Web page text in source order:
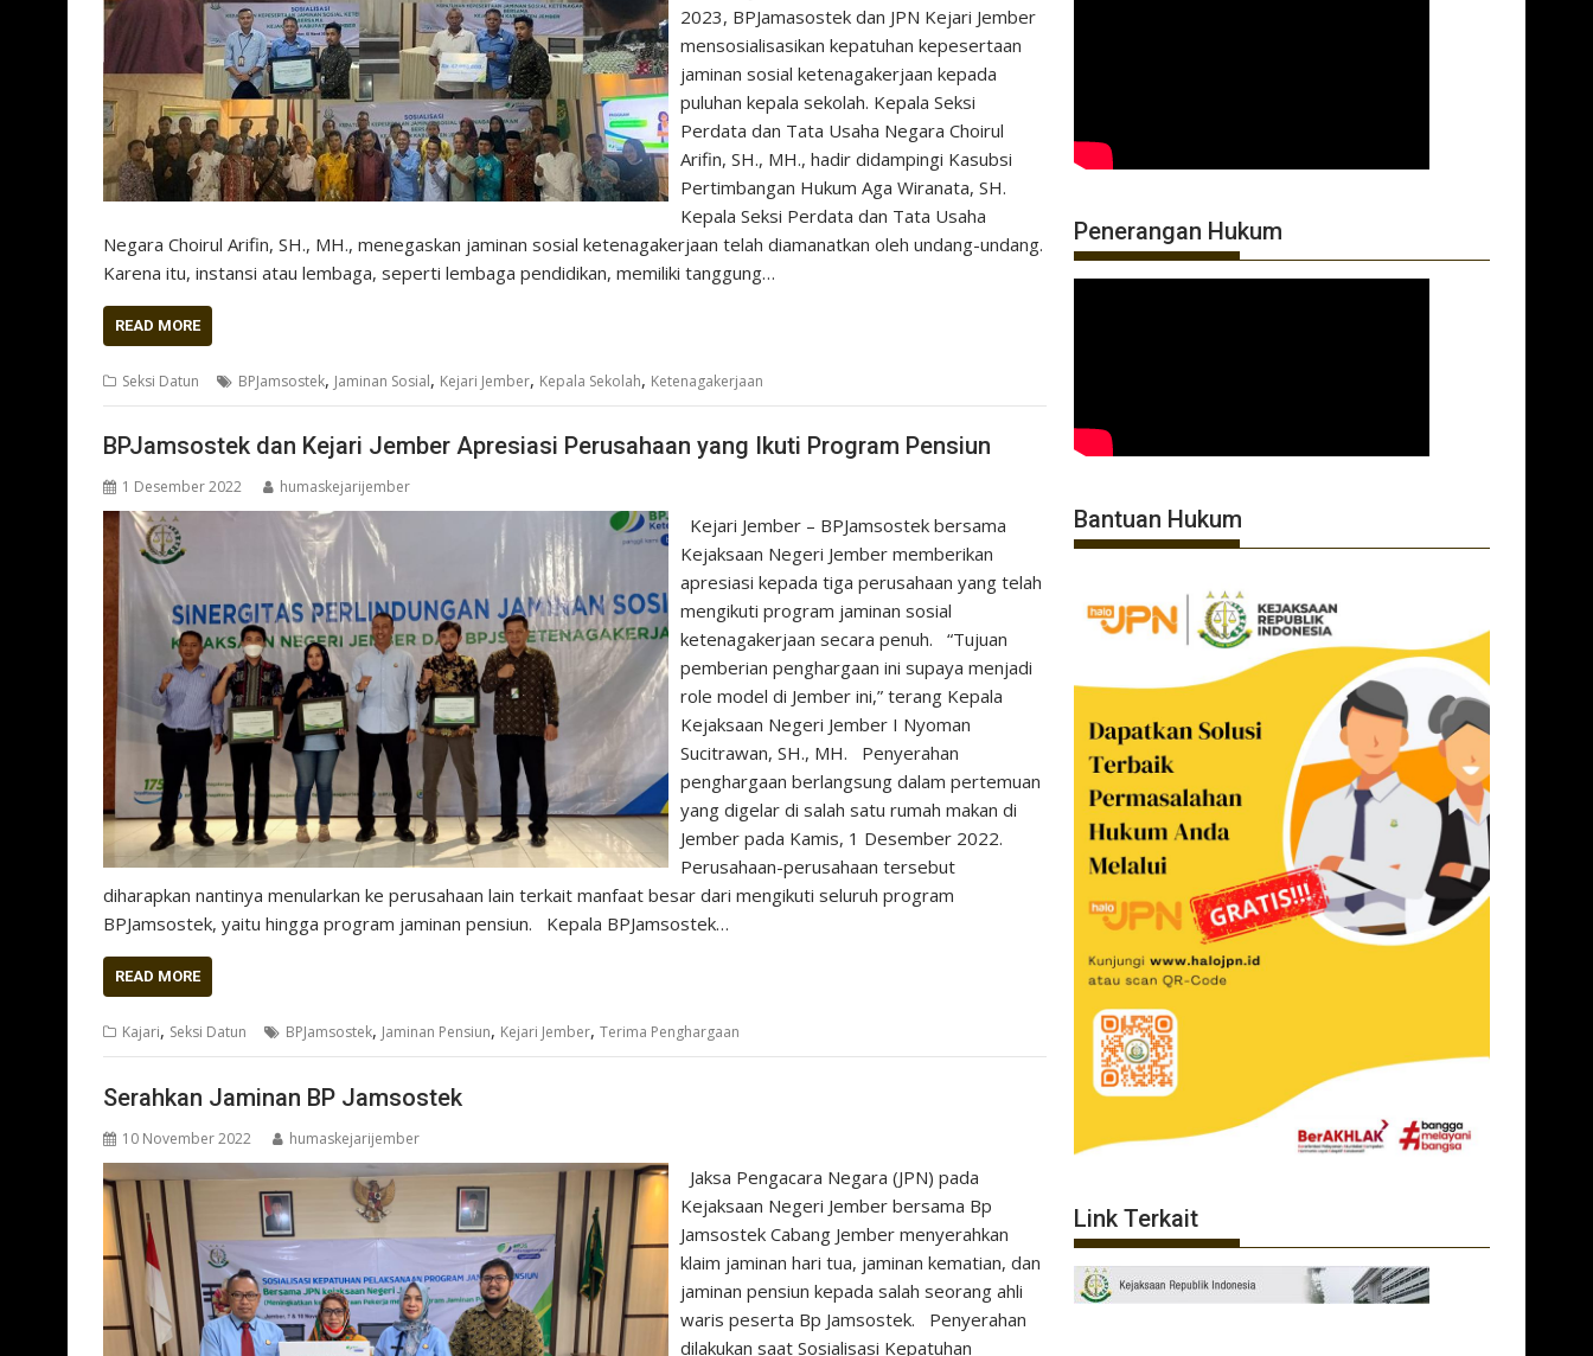
2023, BPJamasostek dan JPN Kejari Jember
mensosialisasikan kepatuhan kepesertaan
jaminan sosial ketenagakerjaan kepada
puluhan kepala sekolah. Kepala Seksi
Perdata dan Tata Usaha Negara Choirul
Arifin, SH., MH., hadir didampingi Kasubsi
Pertimbangan Hukum Aga Wiranata, SH.
Kepala Seksi Perdata dan Tata Usaha
Negara Choirul Arifin, SH., MH., menegaskan jaminan sosial ketenagakerjaan telah diamanatkan oleh undang-undang.
Karena itu, instansi atau lembaga, seperti lembaga pendidikan, memiliki tanggung…
READ MORE
Seksi Datun BPJamsostek, Jaminan Sosial, Kejari Jember, Kepala Sekolah, Ketenagakerjaan
BPJamsostek dan Kejari Jember Apresiasi Perusahaan yang Ikuti Program Pensiun
1 Desember 2022 humaskejarijember
Kejari Jember – BPJamsostek bersama
Kejaksaan Negeri Jember memberikan
apresiasi kepada tiga perusahaan yang telah
mengikuti program jaminan sosial
ketenagakerjaan secara penuh. “Tujuan
pemberian penghargaan ini supaya menjadi
role model di Jember ini,” terang Kepala
Kejaksaan Negeri Jember I Nyoman
Sucitrawan, SH., MH. Penyerahan
penghargaan berlangsung dalam pertemuan
yang digelar di salah satu rumah makan di
Jember pada Kamis, 1 Desember 2022.
Perusahaan-perusahaan tersebut
diharapkan nantinya menularkan ke perusahaan lain terkait manfaat besar dari mengikuti seluruh program
BPJamsostek, yaitu hingga program jaminan pensiun. Kepala BPJamsostek…
READ MORE
Kajari, Seksi Datun BPJamsostek, Jaminan Pensiun, Kejari Jember, Terima Penghargaan
Serahkan Jaminan BP Jamsostek
10 November 2022 humaskejarijember
Jaksa Pengacara Negara (JPN) pada
Kejaksaan Negeri Jember bersama Bp
Jamsostek Cabang Jember menyerahkan
klaim jaminan hari tua, jaminan kematian, dan
jaminan pensiun kepada salah seorang ahli
waris peserta Bp Jamsostek. Penyerahan
dilakukan saat Sosialisasi Kepatuhan
Penerangan Hukum
Bantuan Hukum
Link Terkait